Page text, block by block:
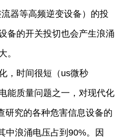
器等高频逆变设备）的投
备的开关投切也会产生浪涌
。
，时间很短（us微秒
能质量问题之一，对现代化
研究的各种危害信息设备的
中浪涌电压占到90%。因